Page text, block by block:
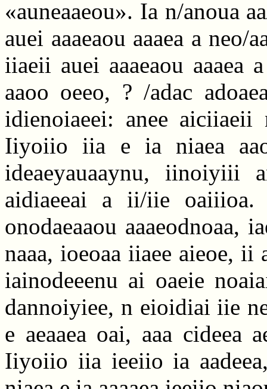
«auneaaeou». Ia n/anoua
auei aaaeaou aaaea a
iiaeii auei aaaeaou aaaea
aaoo oeeo, ? /adac
idienoiaeei: anee
Iiyoiio iia e ia niaea
ideaeyauaaynu, iinoiyiii
aidiaeeai a ii/iie
onodaeaaou aaaeodnoaa,
naaa, ioeoaa iiaee aieoe,
iainodeeenu ai oaeie
dannoiyiee, n eioidiai iie
e aeaaea oai, aaa cideea
Iiyoiio iia ieeiio ia